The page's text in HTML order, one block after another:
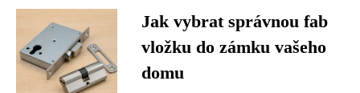
Jak vybrat správnou fab
vložku do zámku vašeho
domu